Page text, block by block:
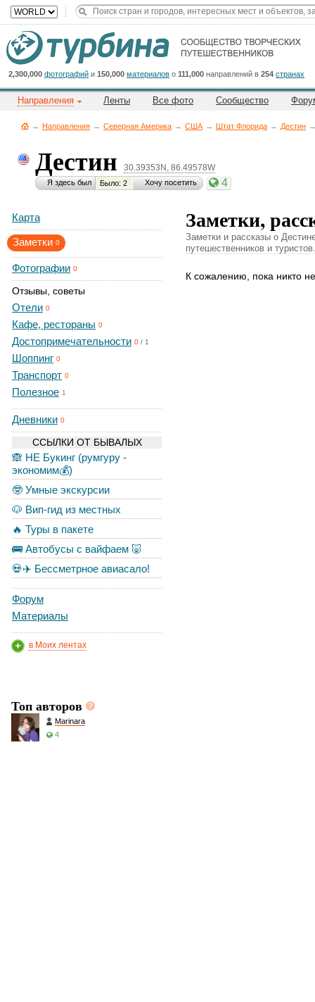
2,300,000 фотографий и 150,000 материалов о 111,000 направлений в 254 странах
Направления Ленты Все фото Сообщество
→ Направления → Северная Америка → CША → Штат Флорида → Дестин
Дестин 30.39353N, 86.49578W
Я здесь был Было: 2 Хочу посетить 4
Карта
Заметки 0
Фотографии 0
Отзывы, советы
Отели 0
Кафе, рестораны 0
Достопримечательности 0 / 1
Шоппинг 0
Транспорт 0
Полезное 1
Дневники 0
ССЫЛКИ ОТ БЫВАЛЫХ
🙈 НЕ Букинг (румгуру -
экономим💰)
🤓 Умные экскурсии
🐶 Вип-гид из местных
🔥 Туры в пакете
🚌 Автобусы с вайфаем 🐷
💀✈️ Бессметрное авиасало!
Форум
Материалы
в Моих лентах
Топ авторов
Marinara
4
Заметки,
Заметки и рассказы о
путешественников и
К сожалению, пока никто
Cейчас
на
сайте:
Title
Button